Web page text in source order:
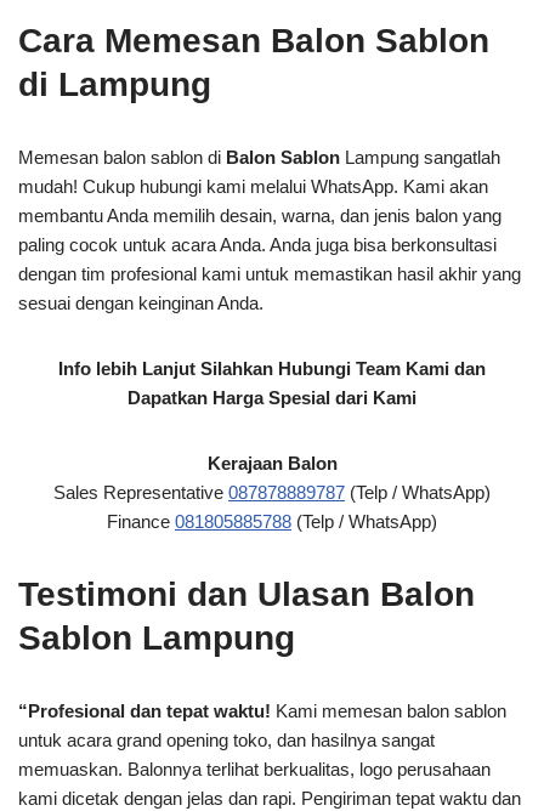
Cara Memesan Balon Sablon
di Lampung
Memesan balon sablon di Balon Sablon Lampung sangatlah
mudah! Cukup hubungi kami melalui WhatsApp. Kami akan
membantu Anda memilih desain, warna, dan jenis balon yang
paling cocok untuk acara Anda. Anda juga bisa berkonsultasi
dengan tim profesional kami untuk memastikan hasil akhir yang
sesuai dengan keinginan Anda.
Info lebih Lanjut Silahkan Hubungi Team Kami dan
Dapatkan Harga Spesial dari Kami
Kerajaan Balon
Sales Representative 087878889787 (Telp / WhatsApp)
Finance 081805885788 (Telp / WhatsApp)
Testimoni dan Ulasan Balon
Sablon Lampung
“Profesional dan tepat waktu! Kami memesan balon sablon
untuk acara grand opening toko, dan hasilnya sangat
memuaskan. Balonnya terlihat berkualitas, logo perusahaan
kami dicetak dengan jelas dan rapi. Pengiriman tepat waktu dan